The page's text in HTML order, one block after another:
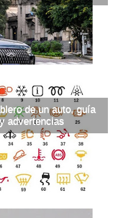
de un auto, guía
advertencias